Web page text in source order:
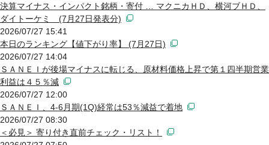
決算マイナス・インパクト銘柄・寄付 … マクニカＨＤ、横河ブＨＤ、
ダイトーケミ (7月27日発表分)
2026/07/27 15:41
本日のランキング【値下がり率】 (7月27日)
2026/07/27 14:04
ＳＡＮＥＩが後場マイナスに転じる、原材料価格上昇で第１四半期営業
利益は４５％減
2026/07/27 12:00
ＳＡＮＥＩ、4-6月期(1Q)経常は53％減益で着地
2026/07/27 08:30
＜必見＞ 寄り付き直前チェック・リスト！